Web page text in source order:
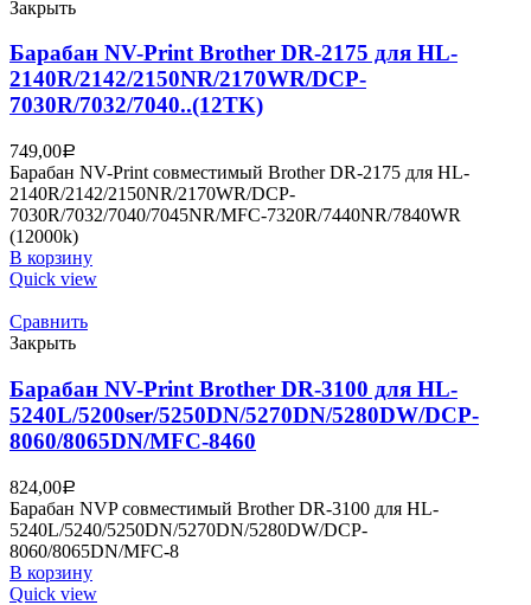
Закрыть
Барабан NV-Print Brother DR-2175 для HL-
2140R/2142/2150NR/2170WR/DCP-
7030R/7032/7040..(12TK)
749,00Р
Барабан NV-Print совместимый Brother DR-2175 для HL-
2140R/2142/2150NR/2170WR/DCP-
7030R/7032/7040/7045NR/MFC-7320R/7440NR/7840WR
(12000k)
В корзину
Quick view
Сравнить
Закрыть
Барабан NV-Print Brother DR-3100 для HL-
5240L/5200ser/5250DN/5270DN/5280DW/DCP-
8060/8065DN/MFC-8460
824,00Р
Барабан NVP совместимый Brother DR-3100 для HL-
5240L/5240/5250DN/5270DN/5280DW/DCP-
8060/8065DN/MFC-8
В корзину
Quick view